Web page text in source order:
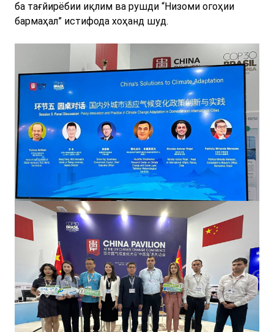
ба тағйирёбии иқлим ва рушди “Низоми огоҳии
бармаҳал” истифода хоҳанд шуд.